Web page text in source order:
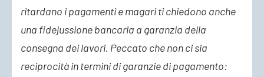
ritardano i pagamenti e magari ti chiedono anche
una fidejussione bancaria a garanzia della
consegna dei lavori. Peccato che non ci sia
reciprocità in termini di garanzie di pagamento: